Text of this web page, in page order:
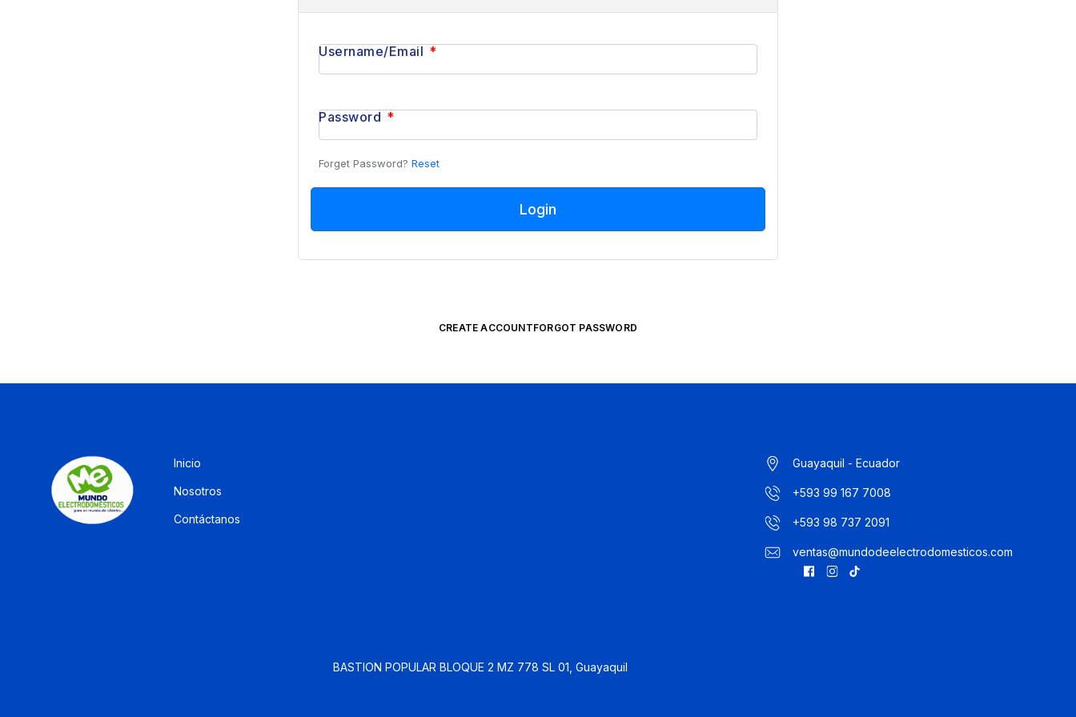
Username/Email *
Password *
Forget Password? Reset
CREATE ACCOUNTFORGOT PASSWORD
Inicio
Nosotros
Contáctanos
BASTION POPULAR BLOQUE 2 MZ 778 SL 01, Guayaquil
Guayaquil - Ecuador
+593 99 167 7008
+593 98 737 2091
ventas@mundodeelectrodomesticos.com